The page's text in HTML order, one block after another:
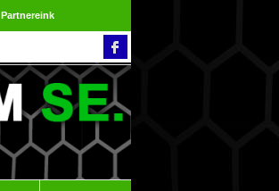
Partnereink